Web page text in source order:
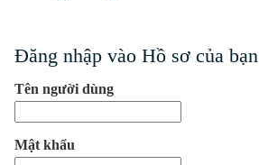
Đăng nhập vào Hồ sơ của bạn
Tên người dùng
Mật khẩu